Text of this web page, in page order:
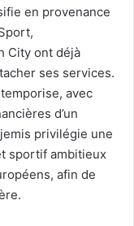
en provenance
City ont déjà
ses services.
avec
d’un
privilégie une
sportif ambitieux
afin de